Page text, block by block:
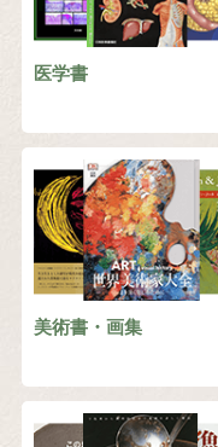
医学書
美術書・画集